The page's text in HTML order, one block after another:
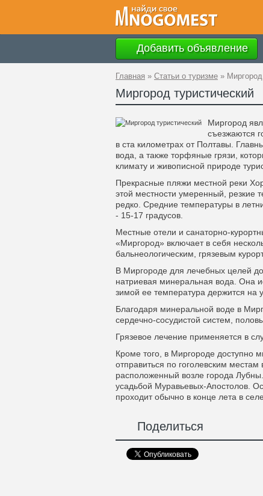
Добавить объявление
Главная » Статьи о туризме »
Миргород туристический
Миргород
съезжаются
в ста километрах от Полтавы.
вода, а также торфяные грязи,
климату и живописной природе
Прекрасные пляжи местной реки
этой местности умеренный, резкие
редко. Средние температуры в
- 15-17 градусов.
Местные отели и санаторно-
«Миргород» включает в себя
бальнеологическим, грязевым
В Миргороде для лечебных целей
натриевая минеральная вода. Она
зимой ее температура держится на
Благодаря минеральной воде в
сердечно-сосудистой систем,
Грязевое лечение применяется в
Кроме того, в Миргороде доступно
отправиться по гоголевским
расположенный возле города
усадьбой Муравьевых-Апостолов.
проходит обычно в конце лета в
Поделиться